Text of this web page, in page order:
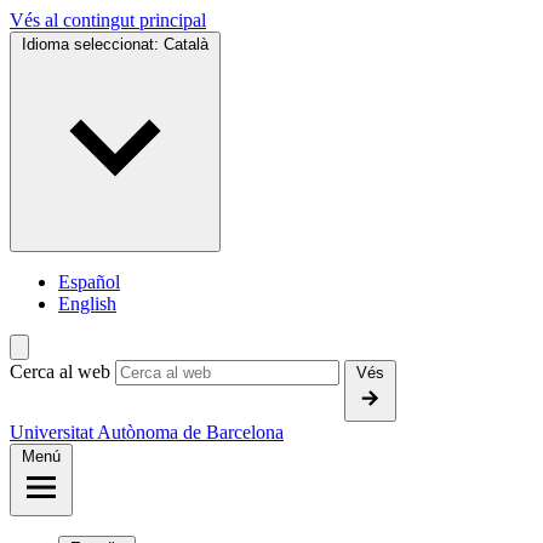
Vés al contingut principal
Idioma seleccionat: Català
Español
English
Cerca al web Vés
Universitat Autònoma de Barcelona
Menú